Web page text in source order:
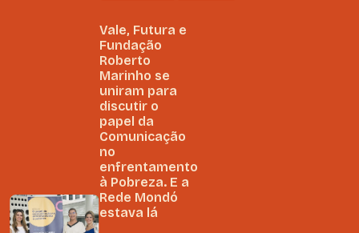
Vale, Futura e
Fundação
Roberto
Marinho se
uniram para
discutir o
papel da
Comunicação
no
enfrentamento
à Pobreza. E a
Rede Mondó
estava lá